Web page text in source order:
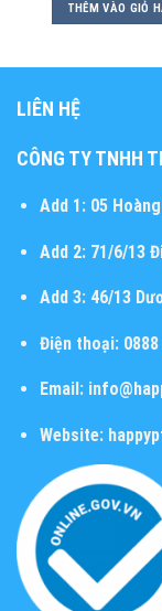
THÊM VÀO GIỎ
LIÊN HỆ
CÔNG TY TNHH
Add 1:05 Hoàng
Add 2:71/6/13
Add 3:46/13
Điện thoại:0888
Email:
Website: